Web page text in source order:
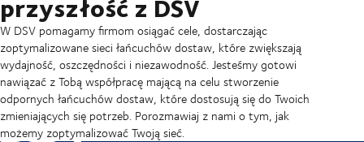
W DSV pomagamy firmom osiągać cele, dostarczając
zoptymalizowane sieci łańcuchów dostaw, które zwiększają
wydajność, oszczędności i niezawodność. Jesteśmy gotowi
nawiązać z Tobą współpracę mającą na celu stworzenie
odpornych łańcuchów dostaw, które dostosują się do Twoich
zmieniających się potrzeb. Porozmawiaj z nami o tym, jak
możemy zoptymalizować Twoją sieć.